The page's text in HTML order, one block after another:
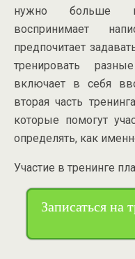
нужно больше
воспринимает
предпочитает
тренировать
включает в себя
вторая часть
которые помогут
определять, как
Участие в тренинге
Записаться на